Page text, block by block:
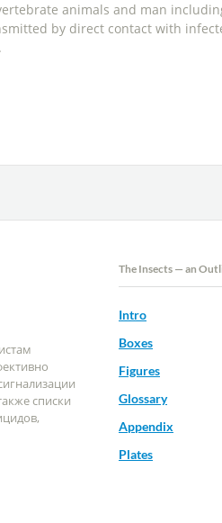
animals and man
by direct contact with
списки
The Insects — an
Intro
Boxes
Figures
Glossary
Appendix
Plates